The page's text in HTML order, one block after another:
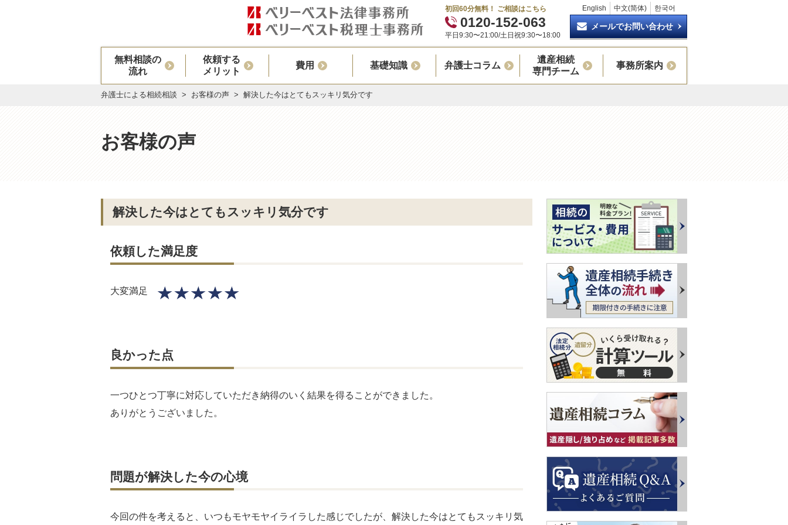
初回60分無料！ ご相談はこちら
0120-152-063
平日9:30〜21:00/土日祝9:30〜18:00
English 中文(简体) 한국어
メールでお問い合わせ
無料相談の
流れ
依頼する
メリット
費用 基礎知識 弁護士コラム
遺産相続
専門チーム
事務所案内
弁護士による相続相談 お客様の声 解決した今はとてもスッキリ気分です
お客様の声
解決した今はとてもスッキリ気分です
依頼した満足度
大変満足
良かった点
一つひとつ丁寧に対応していただき納得のいく結果を得ることができました。
ありがとうございました。
問題が解決した今の心境
今回の件を考えると、いつもモヤモヤイライラした感じでしたが、解決した今はとてもスッキリ気